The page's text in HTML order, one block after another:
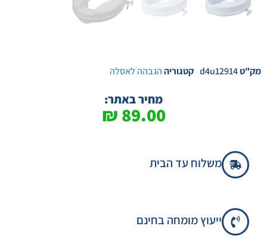
מק"טd4u12914 קטגוריההגבהה לאסלה
מחיר באתר:
89.00
₪
משלוח עד הבית
ייעוץ מומחה בחינם